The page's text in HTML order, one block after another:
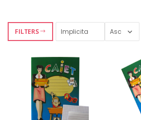
FILTERS